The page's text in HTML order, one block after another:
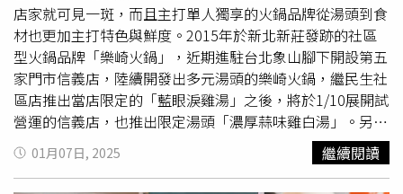
艦店點扭蛋券乙張，Crocs粉絲們不容錯過。（圖／品牌提
供）★Crocs 西門旗艦店地點：台北市萬華區武昌街二段84
號營業時間：12:00–22:00
店家就可見一斑，而且主打單人獨享的火鍋品牌從湯頭到食
材也更加主打特色與鮮度。2015年於新北新莊發跡的社區
型火鍋品牌「樂崎火鍋」，近期進駐台北象山腳下開設第五
家門市信義店，陸續開發出多元湯頭的樂崎火鍋，繼民生社
區店推出當店限定的「藍眼淚雞湯」之後，將於1/10展開試
營運的信義店，也推出限定湯頭「濃厚蒜味雞白湯」。另為
慶祝信義店展店還推出超值優惠，凡於1/10至 1/27，到店
點選極品龍蝦雙人套餐並完成社群分享，即可獲贈價值799
元的美洲龍蝦，其他四家分店也同步推出會員點數雙倍回
01月07日, 2025 繼續閱讀